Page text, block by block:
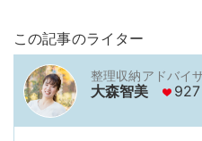
この記事のライター
整理収納アドバイ
大森智美 927